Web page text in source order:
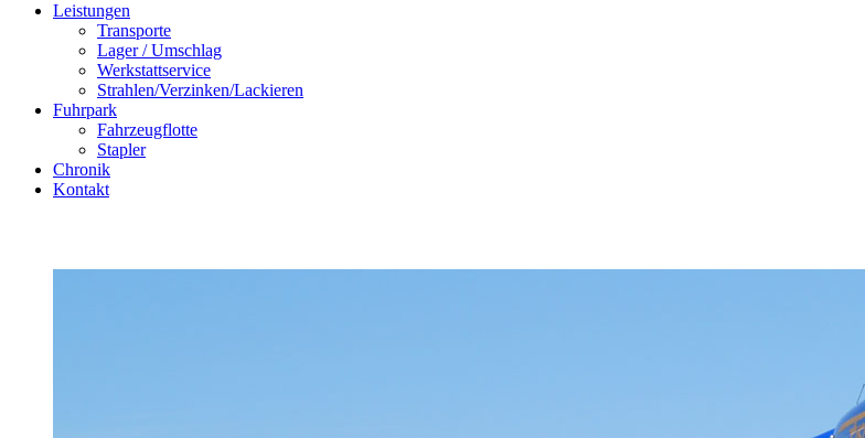
Leistungen
Transporte
Lager / Umschlag
Werkstattservice
Strahlen/Verzinken/Lackieren
Fuhrpark
Fahrzeugflotte
Stapler
Chronik
Kontakt